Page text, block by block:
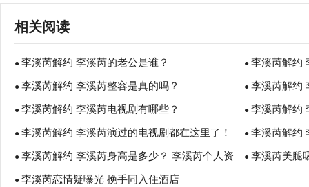
相关阅读
● 李溪芮解约 李溪芮的老公是谁？ ● 李溪芮解约
● 李溪芮解约 李溪芮整容是真的吗？ ● 李溪芮解约
● 李溪芮解约 李溪芮电视剧有哪些？ ● 李溪芮解约
● 李溪芮解约 李溪芮演过的电视剧都在这里了！ ● 李溪芮解约
● 李溪芮解约 李溪芮身高是多少？ 李溪芮个人资
料
● 李溪芮美腿
● 李溪芮恋情疑曝光 挽手同入住酒店